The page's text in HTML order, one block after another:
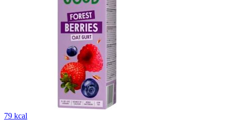
79 kcal